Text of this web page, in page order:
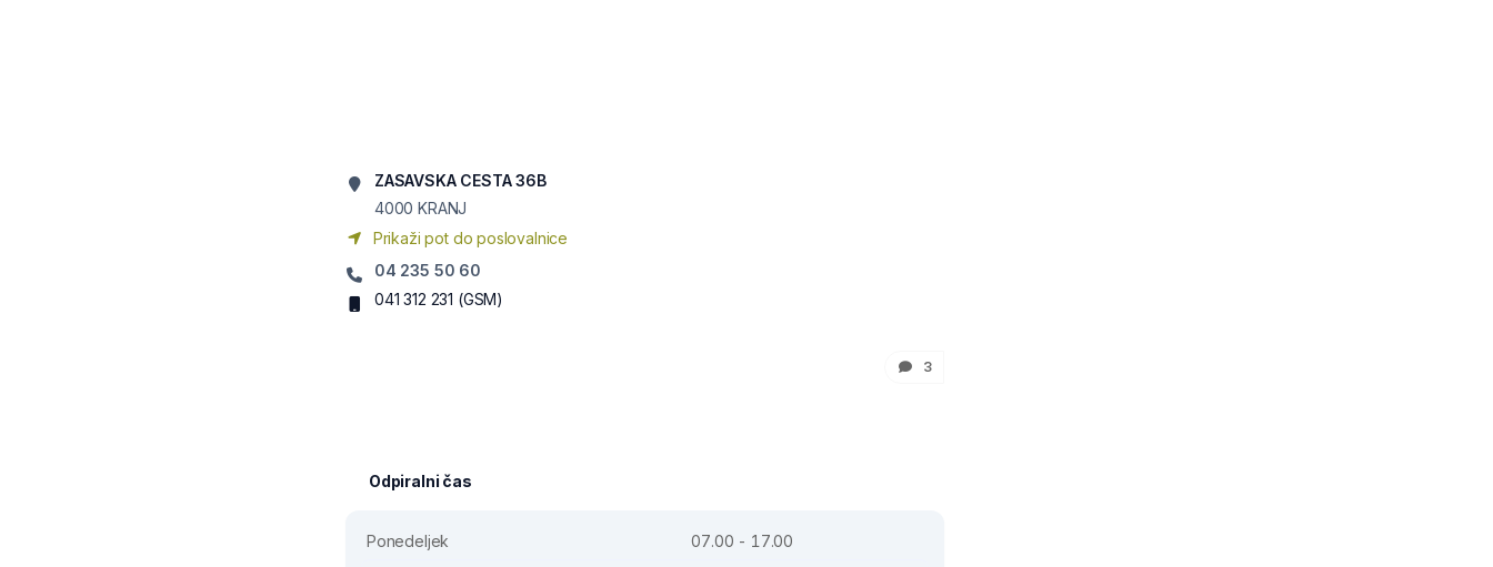
ZASAVSKA CESTA 36B
4000 KRANJ
Prikaži pot do poslovalnice
04 235 50 60
041 312 231 (GSM)
3
Odpiralni čas
Ponedeljek
07.00 - 17.00